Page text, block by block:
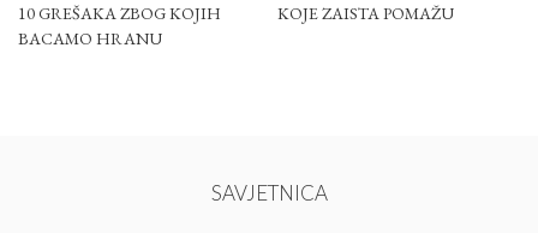
10 GREŠAKA ZBOG KOJIH
BACAMO HRANU
KOJE ZAISTA POMAŽU
SAVJETNICA